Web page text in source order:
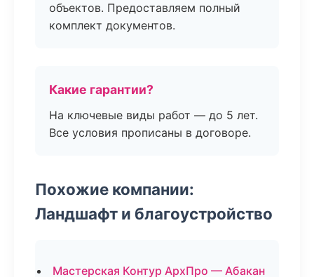
объектов. Предоставляем полный
комплект документов.
Какие гарантии?
На ключевые виды работ — до 5 лет.
Все условия прописаны в договоре.
Похожие компании:
Ландшафт и благоустройство
Мастерская Контур АрхПро — Абакан